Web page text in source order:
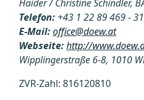
Haider / Christine Schindler,
Telefon: +43 1 22 89 469 -
E-Mail:office@doew.at
Webseite:http://
Wipplingerstraße 6-8, 1010
ZVR-Zahl: 816120810